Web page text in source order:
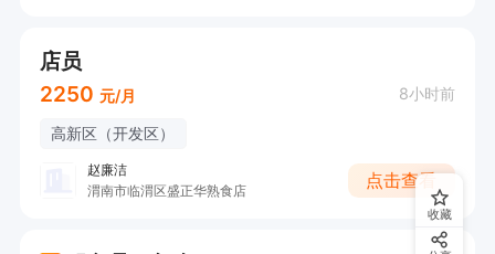
店员
2250 元/月 8小时前
高新区（开发区）
赵廉洁
渭南市临渭区盛正华熟食店
点击查看
收藏